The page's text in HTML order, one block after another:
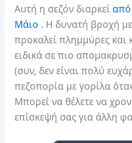
Αυτή η σεζόν διαρκεί
Μάιο . Η δυνατή βροχή
προκαλεί πλημμύρες και
ειδικά σε πιο
(συν, δεν είναι πολύ
πεζοπορία με γορίλα
Μπορεί να θέλετε να
επίσκεψή σας για άλλη